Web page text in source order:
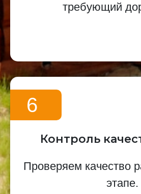
требующий
6
Контроль
Проверяем качество
этапе.